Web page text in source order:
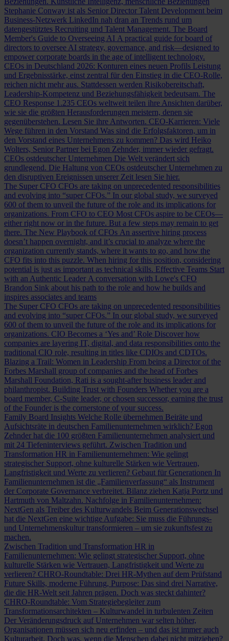
Stephanie Conway ist als Senior Director Talent Development beim
Business-Netzwerk LinkedIn nah dran an Trends rund um
datengestütztes Recruiting und Talent Management. The Board
Member's Guide to Overseeing AI A practical guide for board of
directors to oversee AI strategy, governance, and risk—designed to
empower corporate boards in the age of intelligent technology.
CEOs in Deutschland 2026: Konturen eines neuen Profils Leistung
und Ergebnisstärke, einst zentral für den Einstieg in die CEO-Rolle,
reichen nicht mehr aus. Stattdessen werden Risikobereitschaft,
Leadership-Kompetenz und Beziehungsfähigkeit bedeutsam. The
CEO Response 1.235 CEOs weltweit teilen ihre Ansichten darüber,
wie sie die größten Herausforderungen meistern, denen sie
gegenüberstehen. Lesen Sie ihre Antworten. CEO-Karrieren: Viele
Wege führen in den Vorstand Was sind die Erfolgsfaktoren, um in
den Vorstand eines Unternehmens zu kommen? Das wird Heiko
Wolters, Senior Partner bei Egon Zehnder, immer wieder gefragt.
CEOs ostdeutscher Unternehmen Die Welt verändert sich
grundlegend. Die Haltung von CEOs ostdeutscher Unternehmen zu
den disruptiven Ereignissen unserer Zeit lesen Sie hier.
The Super CFO CFOs are taking on unprecedented responsibilities
and evolving into “super CFOs.” In our global study, we surveyed
600 of them to unveil the future of the role and its implications for
organizations. From CFO to CEO Most CFOs aspire to be CEOs—
either right now or in the future. But a few steps may remain to get
there. The New Playbook of CFOs An assertive hiring process
doesn’t happen overnight, and it’s crucial to analyze where the
organization currently stands, where it wants to go, and how the
CFO fits into this puzzle. When hiring for this position, considering
potential is just as important as technical skills. Effective Teams Start
with an Authentic Leader A conversation with Lowe's CFO
Brandon Sink about his path to the role and how he builds and
inspires associates and teams
The Super CFO CFOs are taking on unprecedented responsibilities
and evolving into “super CFOs.” In our global study, we surveyed
600 of them to unveil the future of the role and its implications for
organizations. CIO Becomes a ‘Yes and’ Role Discover how
companies are layering IT, digital, and data responsibilities onto the
traditional CIO role, resulting in titles like CDIOs and CDTOs.
Blazing a Trail: Women in Leadership From being a Director of the
Forbes Marshall group of companies and the head of Forbes
Marshall Foundation, Rati is a sought-after business leader and
philanthropist. Building Trust with Founders Whether you are a
board member, C-Suite leader, or chosen successor, earning the trust
of the Founder is the cornerstone of your success.
Family Board Insights Welche Rolle übernehmen Beiräte und
Aufsichtsräte in deutschen Familienunternehmen wirklich? Egon
Zehnder hat die 100 größten Familienunternehmen analysiert und
mit 24 Tiefeninterviews geführt. Zwischen Tradition und
Transformation HR in Familienunternehmen: Wie gelingt
strategischer Support, ohne kulturelle Stärken wie Vertrauen,
Langfristigkeit und Werte zu verlieren? Gebaut für Generationen In
Familienunternehmen ist die „Familienverfassung“ als Instrument
der Corporate Governance verbreitet. Bilanz ziehen Katja Portz und
Hartmuth von Maltzahn. Nachfolge in Familienunternehmen:
NextGen als Treiber des Kulturwandels Beim Generationswechsel
hat die NextGen eine wichtige Aufgabe: Sie muss die Führungs-
und Unternehmenskultur transformieren – um sie zukunftsfest zu
machen.
Zwischen Tradition und Transformation HR in
Familienunternehmen: Wie gelingt strategischer Support, ohne
kulturelle Stärken wie Vertrauen, Langfristigkeit und Werte zu
verlieren? CHRO-Roundtable: Drei HR-Mythen auf dem Prüfstand
Future Skills, moderne Führung, Purpose: Das sind drei Narrative,
die die HR-Welt seit Jahren prägen. Doch was steckt dahinter?
CHRO-Roundtable: Vom Strategiebegleiter zum
Transformationsarchitekten – Kulturwandel in turbulenten Zeiten
Der Veränderungsdruck auf Unternehmen war selten höher,
Organisationen müssen sich neu erfinden – und das ist immer auch
Kulturarbeit. Doch was, wenn die Menschen dabei nicht mitziehen?